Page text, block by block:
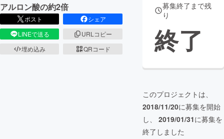
アルロン酸の約2倍
ポスト
シェア
LINEで送る
URLコピー
埋め込み
QRコード
募集終了まで残
り
終了
このプロジェクトは、
2018/11/20に募集を開始
し、 2019/01/31に募集を
終了しました